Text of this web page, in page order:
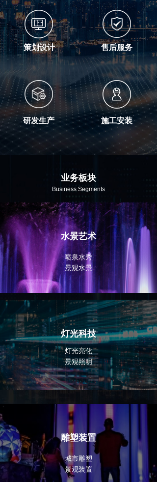
业务板块
Business Segments
水景艺术
喷泉水秀
景观水景
灯光科技
灯光亮化
景观照明
雕塑装置
城市雕塑
景观装置
策划设计 售后服务
研发生产 施工安装